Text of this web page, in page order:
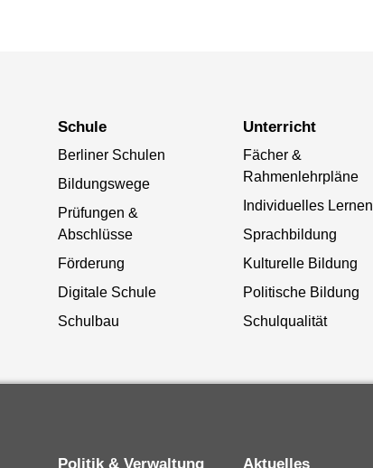
Schule
Berliner Schulen
Bildungswege
Prüfungen &
Abschlüsse
Förderung
Digitale Schule
Schulbau
Unterricht
Fächer &
Rahmenlehrpläne
Individuelles Lernen
Sprachbildung
Kulturelle Bildung
Politische Bildung
Schulqualität
Politik & Verwaltung Aktuelles